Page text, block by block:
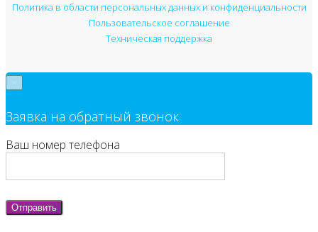
Политика в области персональных данных и конфиденциальности
Пользовательское соглашение
Техническая поддержка
Заявка на обратный звонок
Ваш номер телефона
Отправить